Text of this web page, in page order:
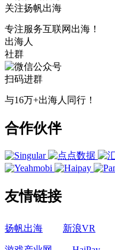
关注扬帆出海
专注服务互联网出海！
出海人
社群
扫码进群
与16万+出海人同行！
合作伙伴
友情链接
扬帆出海 新浪VR